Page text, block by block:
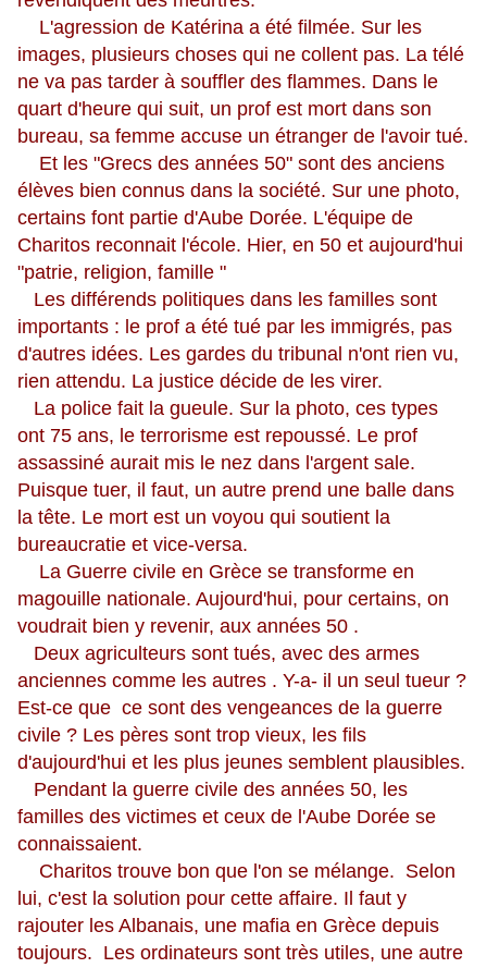
L'agression de Katérina a été filmée. Sur les
images, plusieurs choses qui ne collent pas. La télé
ne va pas tarder à souffler des flammes. Dans le
quart d'heure qui suit, un prof est mort dans son
bureau, sa femme accuse un étranger de l'avoir tué.
Et les "Grecs des années 50" sont des anciens
élèves bien connus dans la société. Sur une photo,
certains font partie d'Aube Dorée. L'équipe de
Charitos reconnait l'école. Hier, en 50 et aujourd'hui
"patrie, religion, famille "
Les différends politiques dans les familles sont
importants : le prof a été tué par les immigrés, pas
d'autres idées. Les gardes du tribunal n'ont rien vu,
rien attendu. La justice décide de les virer.
La police fait la gueule. Sur la photo, ces types
ont 75 ans, le terrorisme est repoussé. Le prof
assassiné aurait mis le nez dans l'argent sale.
Puisque tuer, il faut, un autre prend une balle dans
la tête. Le mort est un voyou qui soutient la
bureaucratie et vice-versa.
La Guerre civile en Grèce se transforme en
magouille nationale. Aujourd'hui, pour certains, on
voudrait bien y revenir, aux années 50 .
Deux agriculteurs sont tués, avec des armes
anciennes comme les autres . Y-a- il un seul tueur ?
Est-ce que ce sont des vengeances de la guerre
civile ? Les pères sont trop vieux, les fils
d'aujourd'hui et les plus jeunes semblent plausibles.
Pendant la guerre civile des années 50, les
familles des victimes et ceux de l'Aube Dorée se
connaissaient.
Charitos trouve bon que l'on se mélange. Selon
lui, c'est la solution pour cette affaire. Il faut y
rajouter les Albanais, une mafia en Grèce depuis
toujours. Les ordinateurs sont très utiles, une autre